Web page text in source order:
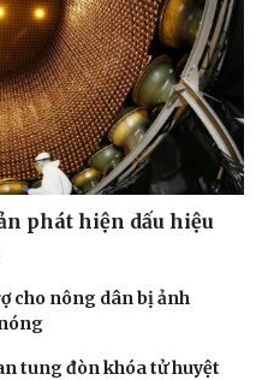
phát hiện dấu hiệu
cho nông dân bị ảnh
tung đòn khóa tử huyệt